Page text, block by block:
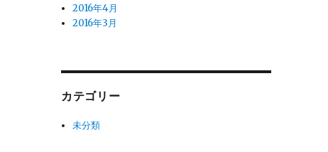
2016年4月
2016年3月
カテゴリー
未分類